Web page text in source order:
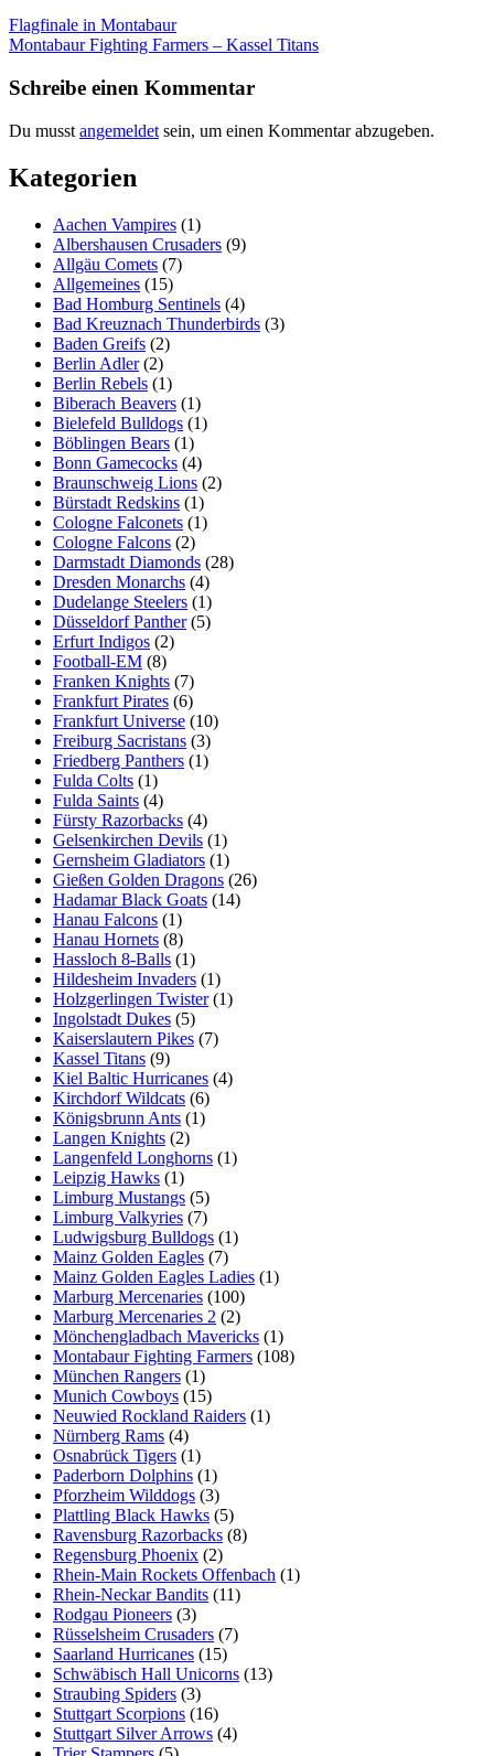
Flagfinale in Montabaur
Montabaur Fighting Farmers – Kassel Titans
Schreibe einen Kommentar
Du musst angemeldet sein, um einen Kommentar abzugeben.
Kategorien
Aachen Vampires (1)
Albershausen Crusaders (9)
Allgäu Comets (7)
Allgemeines (15)
Bad Homburg Sentinels (4)
Bad Kreuznach Thunderbirds (3)
Baden Greifs (2)
Berlin Adler(2)
Berlin Rebels (1)
Biberach Beavers (1)
Bielefeld Bulldogs (1)
Böblingen Bears (1)
Bonn Gamecocks (4)
Braunschweig Lions (2)
Bürstadt Redskins (1)
Cologne Falconets (1)
Cologne Falcons (2)
Darmstadt Diamonds (28)
Dresden Monarchs (4)
Dudelange Steelers (1)
Düsseldorf Panther(5)
Erfurt Indigos (2)
Football-EM (8)
Franken Knights (7)
Frankfurt Pirates (6)
Frankfurt Universe (10)
Freiburg Sacristans (3)
Friedberg Panthers (1)
Fulda Colts (1)
Fulda Saints (4)
Fürsty Razorbacks (4)
Gelsenkirchen Devils (1)
Gernsheim Gladiators (1)
Gießen Golden Dragons (26)
Hadamar Black Goats (14)
Hanau Falcons (1)
Hanau Hornets (8)
Hassloch 8-Balls (1)
Hildesheim Invaders (1)
Holzgerlingen Twister(1)
Ingolstadt Dukes (5)
Kaiserslautern Pikes (7)
Kassel Titans (9)
Kiel Baltic Hurricanes (4)
Kirchdorf Wildcats (6)
Königsbrunn Ants (1)
Langen Knights (2)
Langenfeld Longhorns (1)
Leipzig Hawks (1)
Limburg Mustangs (5)
Limburg Valkyries (7)
Ludwigsburg Bulldogs (1)
Mainz Golden Eagles (7)
Mainz Golden Eagles Ladies (1)
Marburg Mercenaries (100)
Marburg Mercenaries 2 (2)
Mönchengladbach Mavericks (1)
Montabaur Fighting Farmers (108)
München Rangers (1)
Munich Cowboys (15)
Neuwied Rockland Raiders (1)
Nürnberg Rams (4)
Osnabrück Tigers (1)
Paderborn Dolphins (1)
Pforzheim Wilddogs (3)
Plattling Black Hawks (5)
Ravensburg Razorbacks (8)
Regensburg Phoenix (2)
Rhein-Main Rockets Offenbach (1)
Rhein-Neckar Bandits (11)
Rodgau Pioneers (3)
Rüsselsheim Crusaders (7)
Saarland Hurricanes (15)
Schwäbisch Hall Unicorns (13)
Straubing Spiders (3)
Stuttgart Scorpions (16)
Stuttgart Silver Arrows (4)